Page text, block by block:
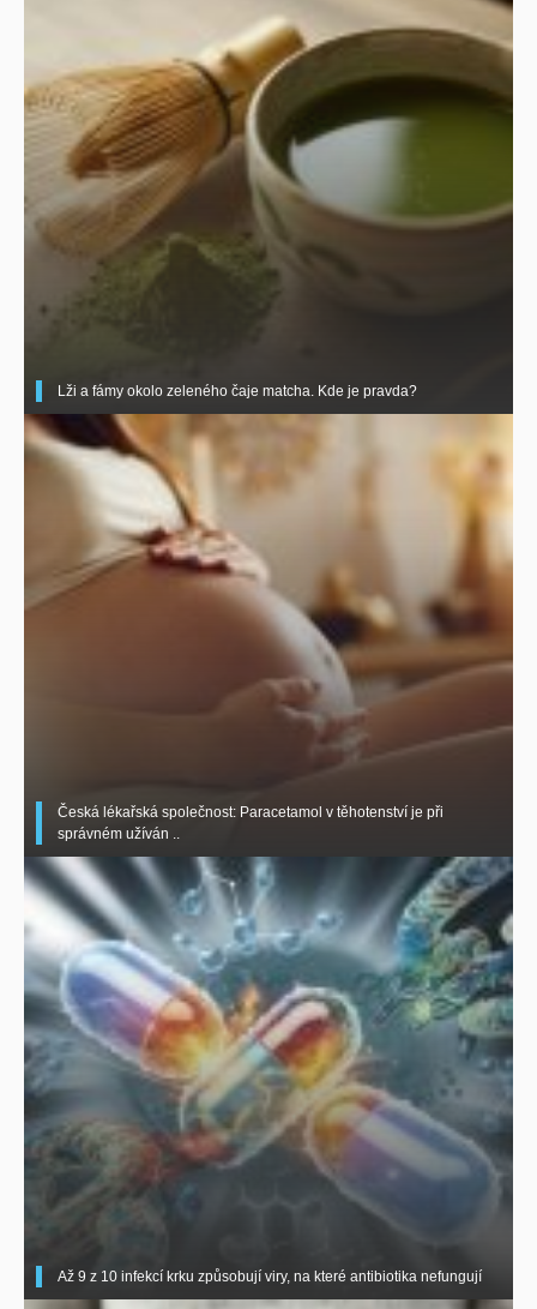
Lži a fámy okolo zeleného čaje matcha. Kde je pravda?
Česká lékařská společnost: Paracetamol v těhotenství je při
správném užíván ..
Až 9 z 10 infekcí krku způsobují viry, na které antibiotika nefungují